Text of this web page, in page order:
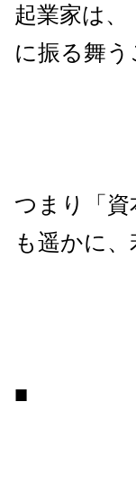
起業家は
に振る舞う
つまり「
も遥かに、
■